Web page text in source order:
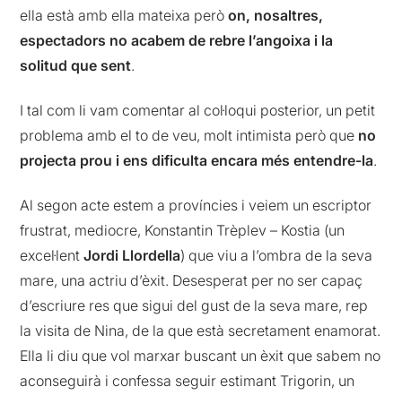
ella està amb ella mateixa peròon, nosaltres,
espectadors no acabem de rebre l’angoixa i la
solitud que sent.
I tal com li vam comentar al col·loqui posterior, un petit
problema amb el to de veu, molt intimista però que no
projecta prou i ens dificulta encara més entendre-la.
Al segon acte estem a províncies i veiem un escriptor
frustrat, mediocre, Konstantin Trèplev – Kostia (un
excel·lentJordi Llordella) que viu a l’ombra de la seva
mare, una actriu d’èxit. Desesperat per no ser capaç
d’escriure res que sigui del gust de la seva mare, rep
la visita de Nina, de la que està secretament enamorat.
Ella li diu que vol marxar buscant un èxit que sabem no
aconseguirà i confessa seguir estimant Trigorin, un